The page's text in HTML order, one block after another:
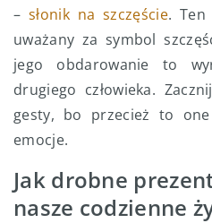
–słonik na szczęście. Ten
uważany za symbol
jego obdarowanie to
drugiego człowieka.
gesty, bo przecież to
emocje.
Jak drobne
nasze codzienne